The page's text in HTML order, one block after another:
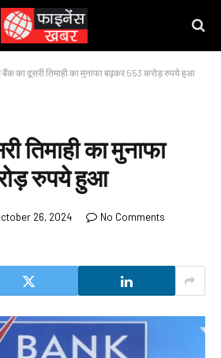
का दूसरी तिमाही का मुनाफा बढ़कर 553 करोड़ रुपये हुआ
तिमाही का मुनाफा
रुपये हुआ
26, 2024
No Comments